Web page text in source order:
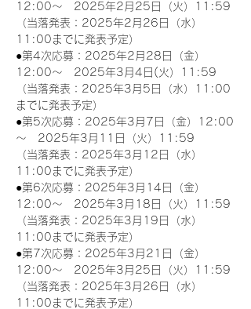
12:00～　2025年2月25日（火）11:59
（当落発表：2025年2月26日（水）
11:00までに発表予定）
●第4次応募：2025年2月28日（金）
12:00～　2025年3月4日(火）11:59
（当落発表：2025年3月5日（水）11:00
までに発表予定）
●第5次応募：2025年3月7日（金）12:00
～　2025年3月11日（火）11:59
（当落発表：2025年3月12日（水）
11:00までに発表予定）
●第6次応募：2025年3月14日（金）
12:00～　2025年3月18日（火）11:59
（当落発表：2025年3月19日（水）
11:00までに発表予定）
●第7次応募：2025年3月21日（金）
12:00～　2025年3月25日（火）11:59
（当落発表：2025年3月26日（水）
11:00までに発表予定）